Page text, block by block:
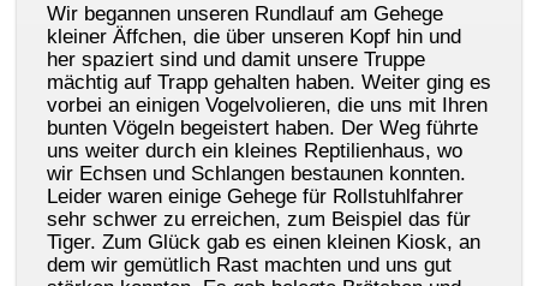
Wir begannen unseren Rundlauf am Gehege
kleiner Äffchen, die über unseren Kopf hin und
her spaziert sind und damit unsere Truppe
mächtig auf Trapp gehalten haben. Weiter ging es
vorbei an einigen Vogelvolieren, die uns mit Ihren
bunten Vögeln begeistert haben. Der Weg führte
uns weiter durch ein kleines Reptilienhaus, wo
wir Echsen und Schlangen bestaunen konnten.
Leider waren einige Gehege für Rollstuhlfahrer
sehr schwer zu erreichen, zum Beispiel das für
Tiger. Zum Glück gab es einen kleinen Kiosk, an
dem wir gemütlich Rast machten und uns gut